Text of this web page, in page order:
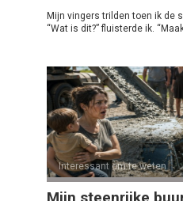
Mijn vingers trilden toen ik de
“Wat is dit?” fluisterde ik.
Interessant om te weten
Mijn steenrijke